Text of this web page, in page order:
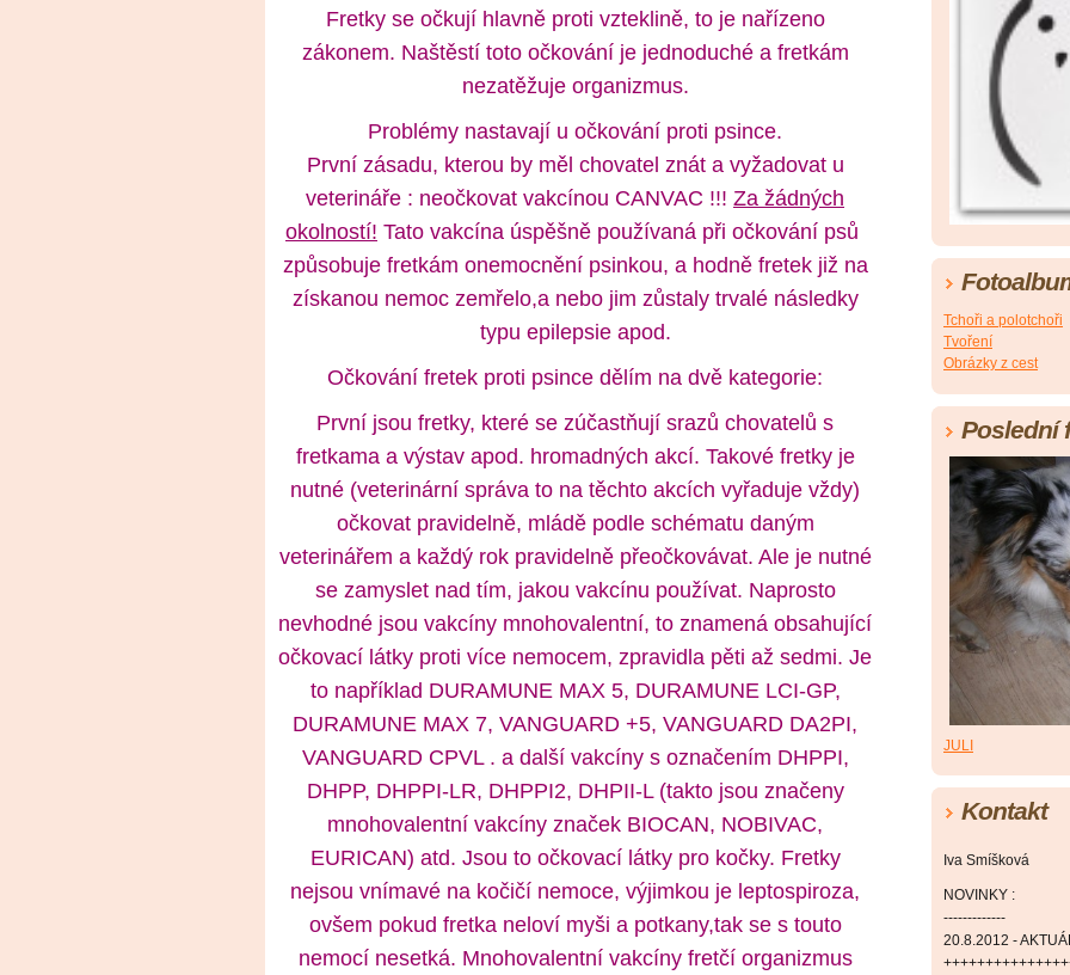
Fretky se očkují hlavně proti vzteklině, to je nařízeno
zákonem. Naštěstí toto očkování je jednoduché a fretkám
nezatěžuje organizmus.
Problémy nastavají u očkování proti psince.
První zásadu, kterou by měl chovatel znát a vyžadovat u
veterináře : neočkovat vakcínou CANVAC !!! Za žádných
okolností! Tato vakcína úspěšně používaná při očkování psů
způsobuje fretkám onemocnění psinkou, a hodně fretek již na
získanou nemoc zemřelo,a nebo jim zůstaly trvalé následky
typu epilepsie apod.
Očkování fretek proti psince dělím na dvě kategorie:
První jsou fretky, které se zúčastňují srazů chovatelů s
fretkama a výstav apod. hromadných akcí. Takové fretky je
nutné (veterinární správa to na těchto akcích vyřaduje vždy)
očkovat pravidelně, mládě podle schématu daným
veterinářem a každý rok pravidelně přeočkovávat. Ale je nutné
se zamyslet nad tím, jakou vakcínu používat. Naprosto
nevhodné jsou vakcíny mnohovalentní, to znamená obsahující
očkovací látky proti více nemocem, zpravidla pěti až sedmi. Je
to například DURAMUNE MAX 5, DURAMUNE LCI-GP,
DURAMUNE MAX 7, VANGUARD +5, VANGUARD DA2PI,
VANGUARD CPVL . a další vakcíny s označením DHPPI,
DHPP, DHPPI-LR, DHPPI2, DHPII-L (takto jsou značeny
mnohovalentní vakcíny značek BIOCAN, NOBIVAC,
EURICAN) atd. Jsou to očkovací látky pro kočky. Fretky
nejsou vnímavé na kočičí nemoce, výjimkou je leptospiroza,
ovšem pokud fretka neloví myši a potkany,tak se s touto
nemocí nesetká. Mnohovalentní vakcíny fretčí organizmus
Tchoři a polotchoři
Tvoření
Obrázky z cest
Poslední
JULI
Kontakt
Iva Smíšková
NOVINKY :
-------------
20.8.2012 -